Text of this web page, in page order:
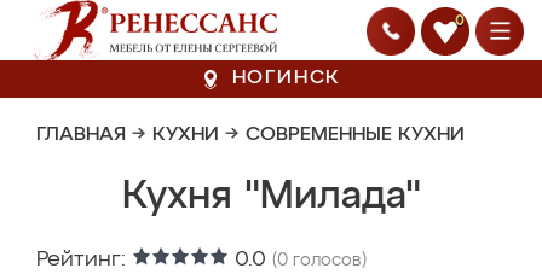
0
НОГИНСК
ГЛАВНАЯ → КУХНИ → СОВРЕМЕННЫЕ КУХНИ
Кухня "Милада"
Рейтинг: 0.0 (0 голосов)